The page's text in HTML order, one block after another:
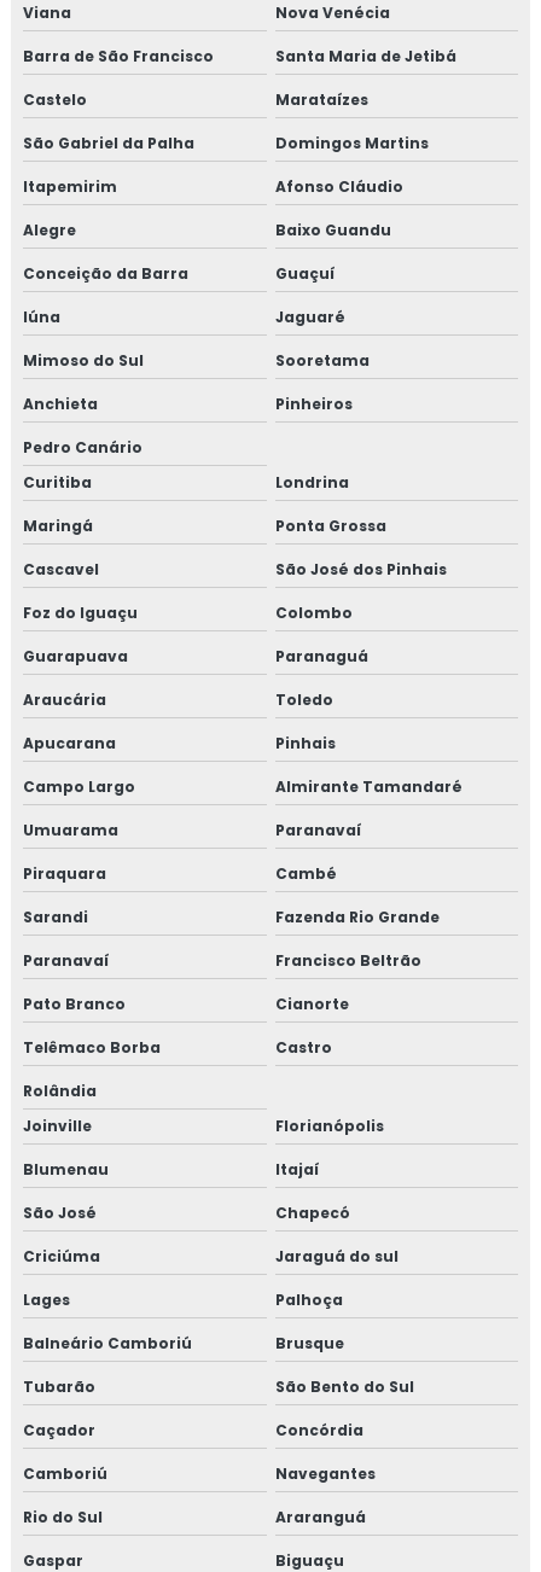
Viana Nova Venécia
Barra de São Francisco Santa Maria de Jetibá
Castelo Marataízes
São Gabriel da Palha Domingos Martins
Itapemirim Afonso Cláudio
Alegre Baixo Guandu
Conceição da Barra Guaçuí
Iúna Jaguaré
Mimoso do Sul Sooretama
Anchieta Pinheiros
Pedro Canário
Curitiba
Londrina
Maringá Ponta Grossa
Cascavel São José dos Pinhais
Foz do Iguaçu Colombo
Guarapuava Paranaguá
Araucária Toledo
Apucarana Pinhais
Campo Largo Almirante Tamandaré
Umuarama Paranavaí
Piraquara Cambé
Sarandi Fazenda Rio Grande
Paranavaí Francisco Beltrão
Pato Branco Cianorte
Telêmaco Borba Castro
Rolândia
Joinville
Florianópolis
Blumenau Itajaí
São José Chapecó
Criciúma Jaraguá do sul
Lages Palhoça
Balneário Camboriú Brusque
Tubarão São Bento do Sul
Caçador Concórdia
Camboriú Navegantes
Rio do Sul Araranguá
Gaspar Biguaçu